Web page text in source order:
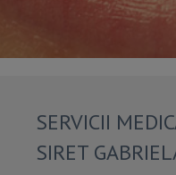
SERVICII
SIRET